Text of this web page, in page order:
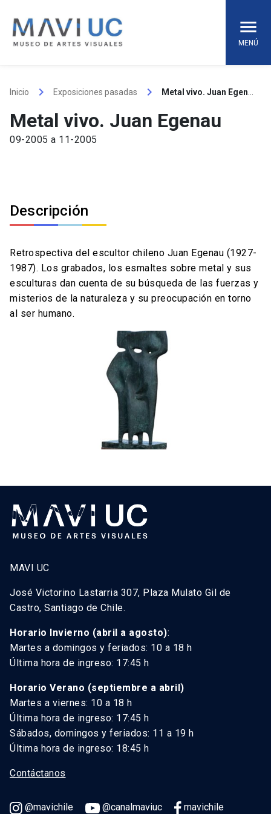
content
MENÚ
Inicio keyboard_arrow_right Exposiciones pasadas keyboard_arrow_right
Metal vivo. Juan Egenau
09-2005 a 11-2005
Descripción
Retrospectiva del escultor chileno Juan Egenau (1927-
1987). Los grabados, los esmaltes sobre metal y sus
esculturas dan cuenta de su búsqueda de las fuerzas y
misterios de la naturaleza y su preocupación en torno
al ser humano.
MAVI UC
José Victorino Lastarria 307, Plaza Mulato Gil de
Castro, Santiago de Chile.
Horario Invierno (abril a agosto):
Martes a domingos y feriados: 10 a 18 h
Última hora de ingreso: 17:45 h
Horario Verano (septiembre a abril)
Martes a viernes: 10 a 18 h
Última hora de ingreso: 17:45 h
Sábados, domingos y feriados: 11 a 19 h
Última hora de ingreso: 18:45 h
Contáctanos
@mavichile @canalmaviuc mavichile